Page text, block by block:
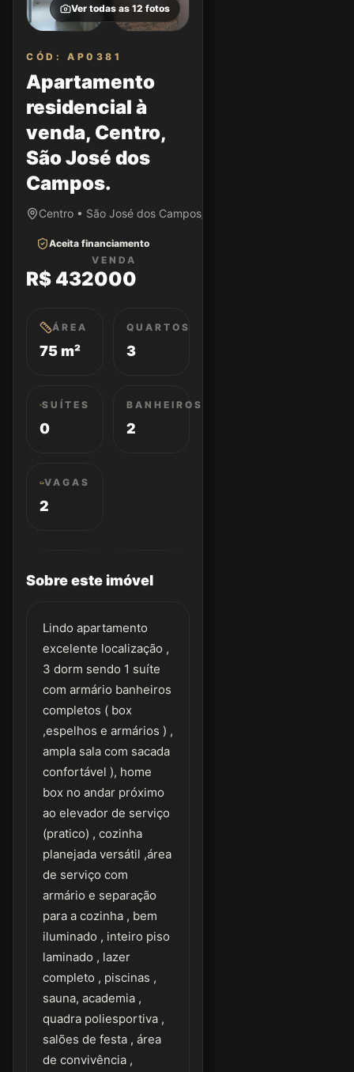
Ver todas as 12 fotos
CÓD: AP0381
Apartamento
residencial à
venda, Centro,
São José dos
Campos.
Centro • São José dos Campos/SP
Aceita financiamento
VENDA
R$ 432000
ÁREA
75 m²
QUARTOS
3
SUÍTES
0
BANHEIROS
2
VAGAS
2
Sobre este imóvel
Lindo apartamento
excelente localização ,
3 dorm sendo 1 suíte
com armário banheiros
completos ( box
,espelhos e armários ) ,
ampla sala com sacada
confortável ), home
box no andar próximo
ao elevador de serviço
(pratico) , cozinha
planejada versátil ,área
de serviço com
armário e separação
para a cozinha , bem
iluminado , inteiro piso
laminado , lazer
completo , piscinas ,
sauna, academia ,
quadra poliesportiva ,
salões de festa , área
de convivência ,